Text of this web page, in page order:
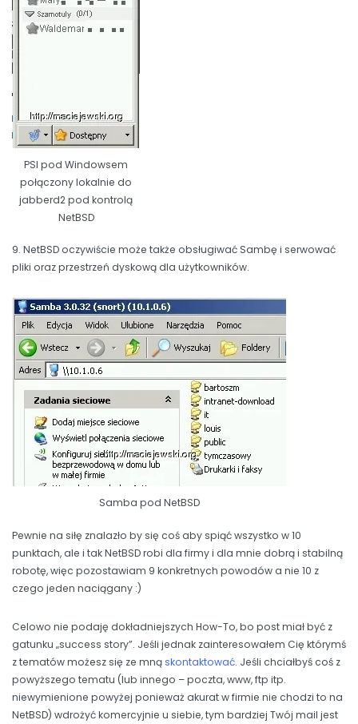
PSI pod Windowsem
połączony lokalnie do
jabberd2 pod kontrolą
NetBSD
9. NetBSD oczywiście może także obsługiwać Sambę i serwować
pliki oraz przestrzeń dyskową dla użytkowników.
Samba pod NetBSD
Pewnie na siłę znalazło by się coś aby spiąć wszystko w 10
punktach, ale i tak NetBSD robi dla firmy i dla mnie dobrą i stabilną
robotę, więc pozostawiam 9 konkretnych powodów a nie 10 z
czego jeden naciągany :)
Celowo nie podaję dokładniejszych How-To, bo post miał być z
gatunku „success story”. Jeśli jednak zainteresowałem Cię którymś
z tematów możesz się ze mnąskontaktować. Jeśli chciałbyś coś z
powyższego tematu (lub innego – poczta, www, ftp itp.
niewymienione powyżej ponieważ akurat w firmie nie chodzi to na
NetBSD) wdrożyć komercyjnie u siebie, tym bardziej Twój mail jest